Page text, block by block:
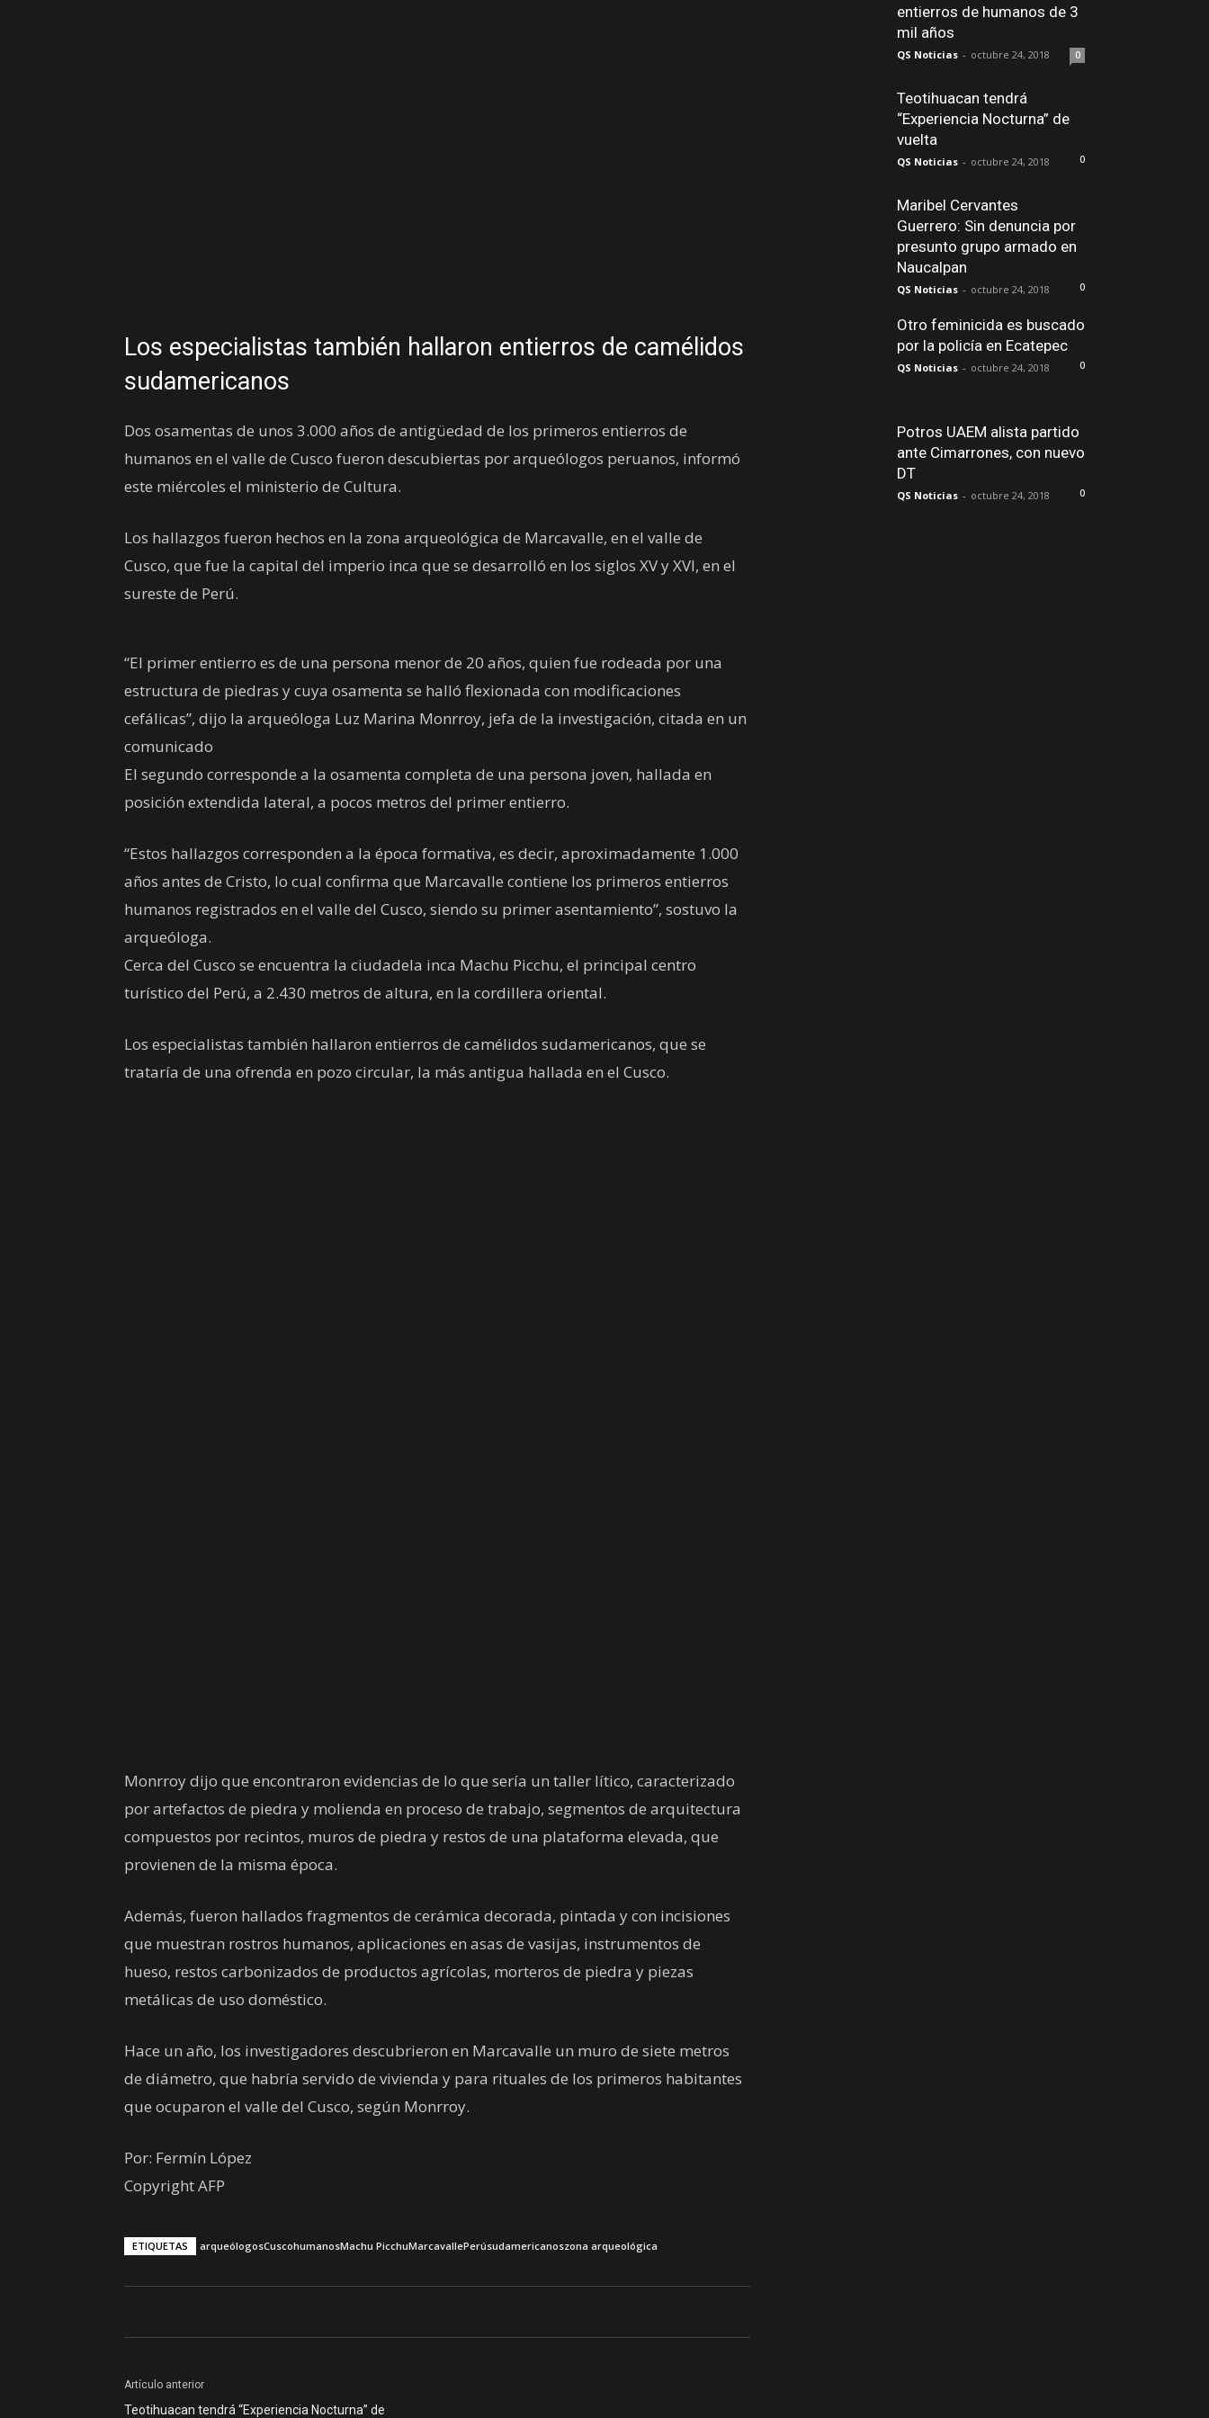
Los especialistas también hallaron entierros de camélidos
sudamericanos
Dos osamentas de unos 3.000 años de antigüedad de los primeros entierros de
humanos en el valle de Cusco fueron descubiertas por arqueólogos peruanos, informó
este miércoles el ministerio de Cultura.
Los hallazgos fueron hechos en la zona arqueológica de Marcavalle, en el valle de
Cusco, que fue la capital del imperio inca que se desarrolló en los siglos XV y XVI, en el
sureste de Perú.
“El primer entierro es de una persona menor de 20 años, quien fue rodeada por una
estructura de piedras y cuya osamenta se halló flexionada con modificaciones
cefálicas”, dijo la arqueóloga Luz Marina Monrroy, jefa de la investigación, citada en un
comunicado
El segundo corresponde a la osamenta completa de una persona joven, hallada en
posición extendida lateral, a pocos metros del primer entierro.
“Estos hallazgos corresponden a la época formativa, es decir, aproximadamente 1.000
años antes de Cristo, lo cual confirma que Marcavalle contiene los primeros entierros
humanos registrados en el valle del Cusco, siendo su primer asentamiento”, sostuvo la
arqueóloga.
Cerca del Cusco se encuentra la ciudadela inca Machu Picchu, el principal centro
turístico del Perú, a 2.430 metros de altura, en la cordillera oriental.
Los especialistas también hallaron entierros de camélidos sudamericanos, que se
trataría de una ofrenda en pozo circular, la más antigua hallada en el Cusco.
Monrroy dijo que encontraron evidencias de lo que sería un taller lítico, caracterizado
por artefactos de piedra y molienda en proceso de trabajo, segmentos de arquitectura
compuestos por recintos, muros de piedra y restos de una plataforma elevada, que
provienen de la misma época.
Además, fueron hallados fragmentos de cerámica decorada, pintada y con incisiones
que muestran rostros humanos, aplicaciones en asas de vasijas, instrumentos de
hueso, restos carbonizados de productos agrícolas, morteros de piedra y piezas
metálicas de uso doméstico.
Hace un año, los investigadores descubrieron en Marcavalle un muro de siete metros
de diámetro, que habría servido de vivienda y para rituales de los primeros habitantes
que ocuparon el valle del Cusco, según Monrroy.
Por: Fermín López
Copyright AFP
ETIQUETAS arqueólogosCuscohumanosMachu PicchuMarcavallePerúsudamericanoszona arqueológica
Artículo anterior
Teotihuacan tendrá “Experiencia Nocturna” de
entierros de humanos de 3
mil años
QS Noticias - octubre 24, 2018 0
Teotihuacan tendrá
“Experiencia Nocturna” de
vuelta
QS Noticias - octubre 24, 2018 0
Maribel Cervantes
Guerrero: Sin denuncia por
presunto grupo armado en
Naucalpan
QS Noticias - octubre 24, 2018 0
Otro feminicida es buscado
por la policía en Ecatepec
QS Noticias - octubre 24, 2018 0
Potros UAEM alista partido
ante Cimarrones, con nuevo
DT
QS Noticias - octubre 24, 2018 0